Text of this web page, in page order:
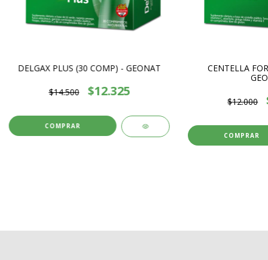
DELGAX PLUS (30 COMP) - GEONAT
$14.500 $12.325
CENTELLA
$12.000